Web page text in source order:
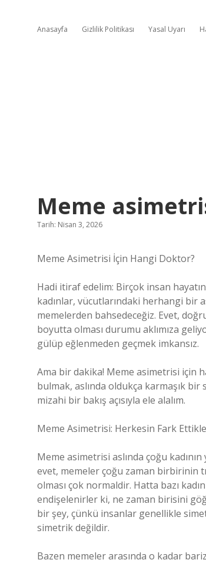
Anasayfa Gizlilik Politikası Yasal Uyarı
Meme
Tarih: Nisan 3, 2026
Meme Asimetrisi İçin Hangi Doktor?
Hadi itiraf edelim: Birçok insan
kadınlar, vücutlarındaki herhangi
memelerden bahsedeceğiz. Evet,
boyutta olması durumu aklımıza
gülüp eğlenmeden geçmek imkansız.
Ama bir dakika! Meme asimetrisi için
bulmak, aslında oldukça karmaşık
mizahi bir bakış açısıyla ele alalım.
Meme Asimetrisi: Herkesin Fark
Meme asimetrisi aslında çoğu
evet, memeler çoğu zaman birbirinin
olması çok normaldir. Hatta bazı
endişelenirler ki, ne zaman birisini
bir şey, çünkü insanlar genellikle
simetrik değildir.
Bazen memeler arasında o kadar